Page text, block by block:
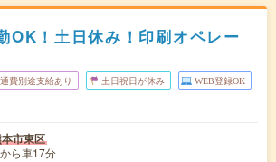
OK！土日休み！印刷オペレー
費別途支給あり 土日祝日が休み WEB登録OK
市東区
ら車17分